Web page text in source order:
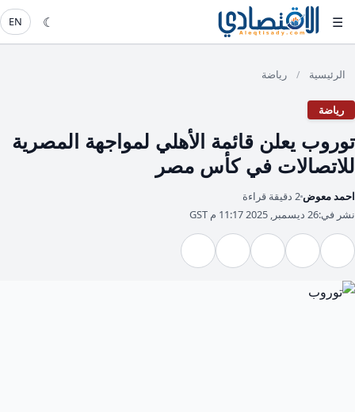
☰
☾
EN
الرئيسية / رياضة
رياضة
توروب يعلن قائمة الأهلي لمواجهة المصرية
للاتصالات في كأس مصر
احمد معوض 2 دقيقة قراءة
نشر في:26 ديسمبر, 2025 11:17 م GST